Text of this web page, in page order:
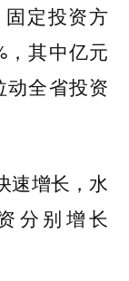
固定投资方
，其中亿元
动全省投资
速增长，水
分别增长